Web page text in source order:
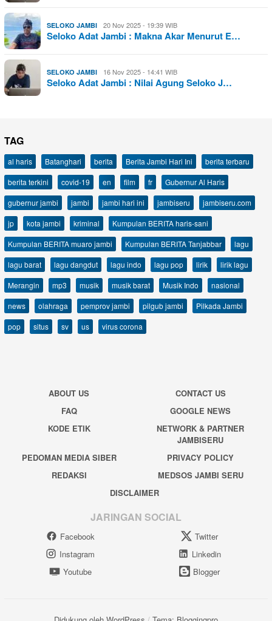
SELOKO JAMBI 20 Nov 2025 - 19:39 WIB
Seloko Adat Jambi : Makna Akar Menurut E…
SELOKO JAMBI 16 Nov 2025 - 14:41 WIB
Seloko Adat Jambi : Nilai Agung Seloko J…
TAG
al haris Batanghari berita Berita Jambi Hari Ini
berita terbaru
berita terkini
covid-19 en film fr
Gubernur Al Haris
gubernur jambi
jambi jambi hari ini jambiseru
jambiseru.com
jp
kota jambi kriminal
Kumpulan BERITA haris-sani
Kumpulan BERITA muaro jambi
Kumpulan BERITA Tanjabbar
lagu
lagu barat
lagu dangdut lagu indo lagu pop lirik
lirik lagu
Merangin
mp3 musik musik barat Musik Indo
nasional
news
olahraga pemprov jambi pilgub jambi
Pilkada Jambi
pop
situs sv us virus corona
ABOUT US
CONTACT US
FAQ
GOOGLE NEWS
KODE ETIK
NETWORK & PARTNER
JAMBISERU
PEDOMAN MEDIA SIBER
PRIVACY POLICY
REDAKSI
MEDSOS JAMBI SERU
DISCLAIMER
JARINGAN SOCIAL
Facebook
Twitter
Instagram
Linkedin
Youtube
Blogger